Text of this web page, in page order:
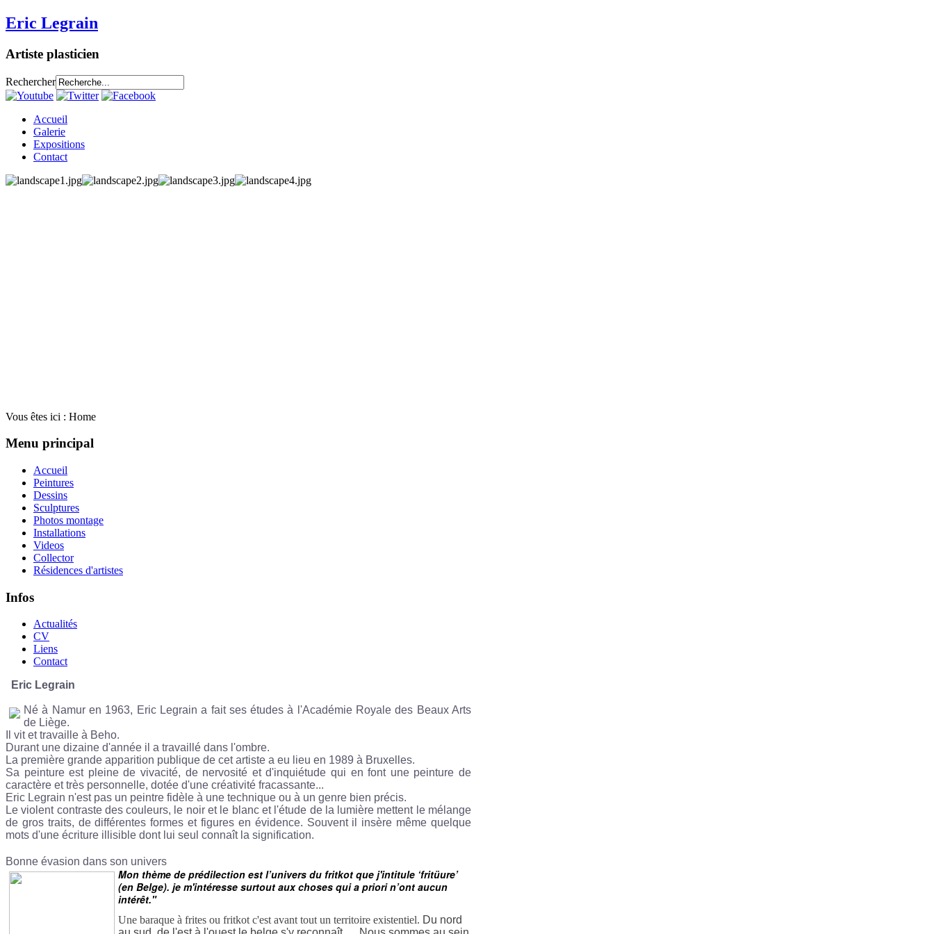
Eric Legrain
Artiste plasticien
Rechercher
Accueil
Galerie
Expositions
Contact
Vous êtes ici : Home
Menu principal
Accueil
Peintures
Dessins
Sculptures
Photos montage
Installations
Videos
Collector
Résidences d'artistes
Infos
Actualités
CV
Liens
Contact
Eric Legrain
Né à Namur en 1963, Eric Legrain a fait ses études à l'Académie Royale des Beaux Arts
de Liège.
Il vit et travaille à Beho.
Durant une dizaine d'année il a travaillé dans l'ombre.
La première grande apparition publique de cet artiste a eu lieu en 1989 à Bruxelles.
Sa peinture est pleine de vivacité, de nervosité et d'inquiétude qui en font une peinture de
caractère et très personnelle, dotée d'une créativité fracassante...
Eric Legrain n'est pas un peintre fidèle à une technique ou à un genre bien précis.
Le violent contraste des couleurs, le noir et le blanc et l'étude de la lumière mettent le mélange
de gros traits, de différentes formes et figures en évidence. Souvent il insère même quelque
mots d'une écriture illisible dont lui seul connaît la signification.
Bonne évasion dans son univers
Mon thème de prédilection est l’univers du fritkot que j'intitule ‘fritüure’
(en Belge). je m'intéresse surtout aux choses qui a priori n’ont aucun
intérêt."
Une baraque à frites ou fritkot c'est avant tout un territoire existentiel. Du nord